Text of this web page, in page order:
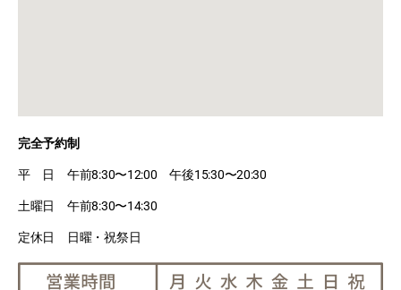
完全予約制
平 日 午前8:30〜12:00 午後15:30〜20:30
土曜日 午前8:30〜14:30
定休日 日曜・祝祭日